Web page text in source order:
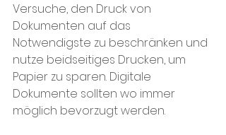
Versuche, den Druck von
Dokumenten auf das
Notwendigste zu beschränken und
nutze beidseitiges Drucken, um
Papier zu sparen. Digitale
Dokumente sollten wo immer
möglich bevorzugt werden.